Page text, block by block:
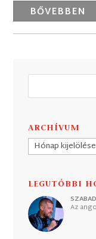
BŐVEBBEN
ARCHÍVUM
Archívum
LEGUTÓBBI
Az